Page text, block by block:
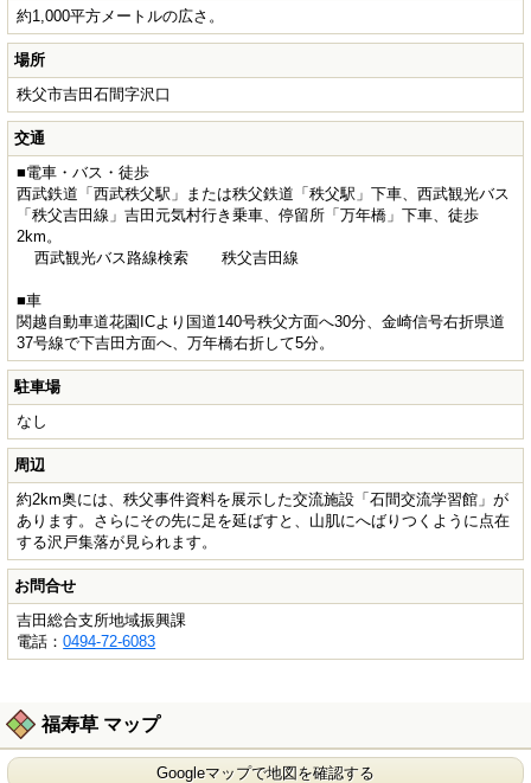
約1,000平方メートルの広さ。
場所
秩父市吉田石間字沢口
交通
■電車・バス・徒歩
西武鉄道「西武秩父駅」または秩父鉄道「秩父駅」下車、西武観光バス
「秩父吉田線」吉田元気村行き乗車、停留所「万年橋」下車、徒歩
2km。
西武観光バス路線検索
秩父吉田線
■車
関越自動車道花園ICより国道140号秩父方面へ30分、金崎信号右折県道
37号線で下吉田方面へ、万年橋右折して5分。
駐車場
なし
周辺
約2km奥には、秩父事件資料を展示した交流施設「石間交流学習館」が
あります。さらにその先に足を延ばすと、山肌にへばりつくように点在
する沢戸集落が見られます。
お問合せ
吉田総合支所地域振興課
電話：0494-72-6083
福寿草 マップ
Googleマップで地図を確認する